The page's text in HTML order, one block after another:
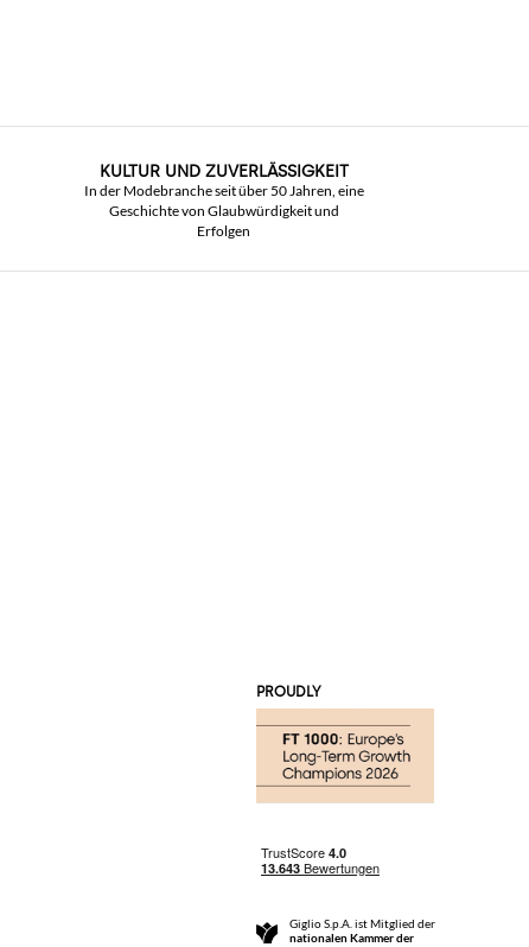
KULTUR UND ZUVERLÄSSIGKEIT
In der Modebranche seit über 50 Jahren, eine
Geschichte von Glaubwürdigkeit und
Erfolgen
PROUDLY
Giglio S.p.A. ist Mitglied der
nationalen Kammer der